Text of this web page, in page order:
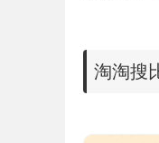
淘淘搜